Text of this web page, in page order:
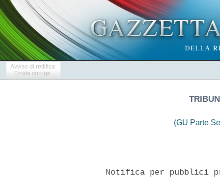
Avviso di rettifica
Errata corrige
(GU Parte
Notifica per pubblici